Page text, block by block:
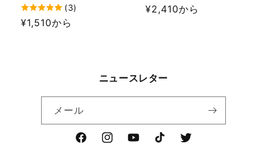
(3)
通
¥1,510から
通
¥2,410から
ニュースレター
メール
FacebookInstagramYouTubeTikTok Twitter